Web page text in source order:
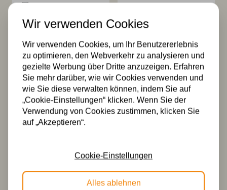
Tiffany
Hängeleuchte “Fly
Away” – Ø 35 cm |
Kettenaufhängung
& handgefertigtes
Glas
378,00
Tiffany Stehlampe
Schwarz “Fly
Away” – Ø 35 cm
528,00
Wir verwenden Cookies
Wir verwenden Cookies, um Ihr Benutzererlebnis
zu optimieren, den Webverkehr zu analysieren und
gezielte Werbung über Dritte anzuzeigen. Erfahren
Sie mehr darüber, wie wir Cookies verwenden und
wie Sie diese verwalten können, indem Sie auf
„Cookie-Einstellungen“ klicken. Wenn Sie der
Verwendung von Cookies zustimmen, klicken Sie
auf „Akzeptieren“.
Cookie-Einstellungen
Alles ablehnen